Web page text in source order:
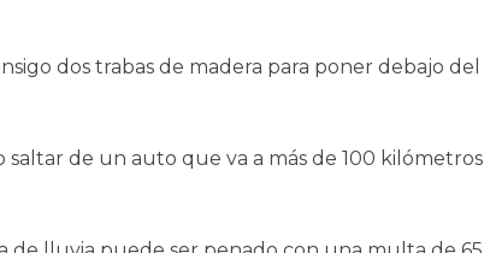
dos trabas de madera para poner debajo del
saltar de un auto que va a más de 100 kilómetros